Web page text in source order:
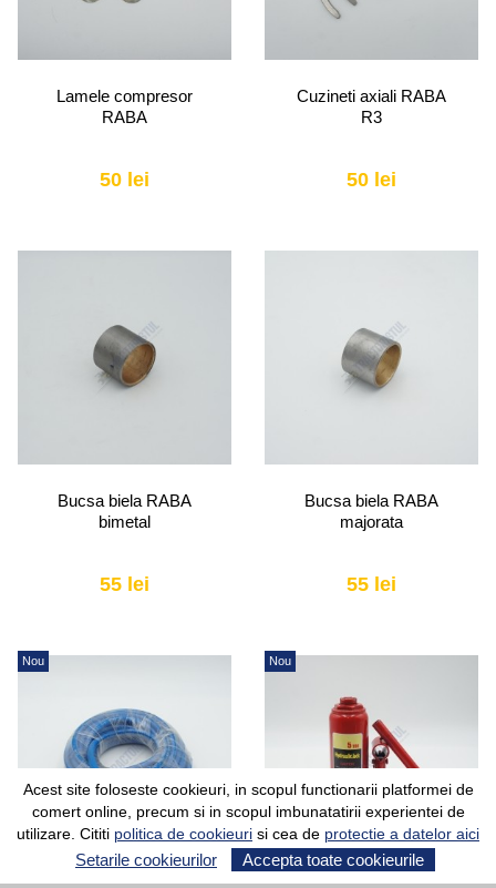
Acest site foloseste cookieuri, in scopul functionarii platformei de
comert online, precum si in scopul imbunatatirii experientei de
utilizare. Cititi politica de cookieuri si cea de protectie a datelor aici
Setarile cookieurilor Accepta toate cookieurile
Lamele compresor
RABA
50 lei
Cuzineti axiali RABA
R3
50 lei
Bucsa biela RABA
bimetal
55 lei
Bucsa biela RABA
majorata
55 lei
Nou Nou